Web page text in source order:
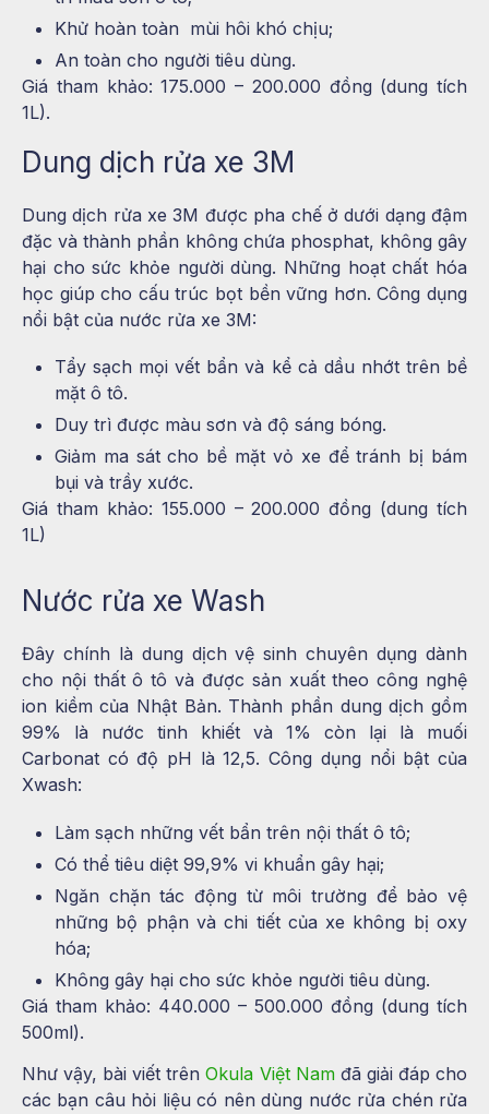
Khử hoàn toàn mùi hôi khó chịu;
An toàn cho người tiêu dùng.
Giá tham khảo: 175.000 – 200.000 đồng (dung tích
1L).
Dung dịch rửa xe 3M
Dung dịch rửa xe 3M được pha chế ở dưới dạng đậm
đặc và thành phần không chứa phosphat, không gây
hại cho sức khỏe người dùng. Những hoạt chất hóa
học giúp cho cấu trúc bọt bền vững hơn. Công dụng
nổi bật của nước rửa xe 3M:
Tẩy sạch mọi vết bẩn và kể cả dầu nhớt trên bề
mặt ô tô.
Duy trì được màu sơn và độ sáng bóng.
Giảm ma sát cho bề mặt vỏ xe để tránh bị bám
bụi và trầy xước.
Giá tham khảo: 155.000 – 200.000 đồng (dung tích
1L)
Nước rửa xe Wash
Đây chính là dung dịch vệ sinh chuyên dụng dành
cho nội thất ô tô và được sản xuất theo công nghệ
ion kiềm của Nhật Bản. Thành phần dung dịch gồm
99% là nước tinh khiết và 1% còn lại là muối
Carbonat có độ pH là 12,5. Công dụng nổi bật của
Xwash:
Làm sạch những vết bẩn trên nội thất ô tô;
Có thể tiêu diệt 99,9% vi khuẩn gây hại;
Ngăn chặn tác động từ môi trường để bảo vệ
những bộ phận và chi tiết của xe không bị oxy
hóa;
Không gây hại cho sức khỏe người tiêu dùng.
Giá tham khảo: 440.000 – 500.000 đồng (dung tích
500ml).
Như vậy, bài viết trênOkula Việt Namđã giải đáp cho
các bạn câu hỏi liệu có nên dùng nước rửa chén rửa